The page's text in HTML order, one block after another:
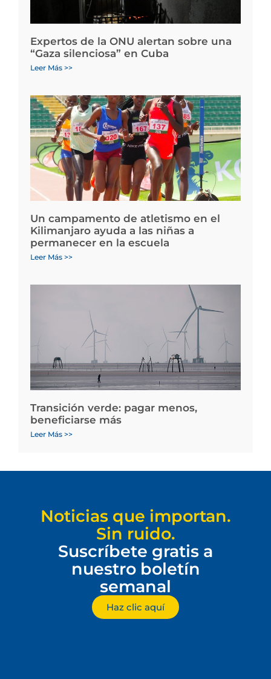
Expertos de la ONU alertan sobre una
“Gaza silenciosa” en Cuba
Leer Más >>
Un campamento de atletismo en el
Kilimanjaro ayuda a las niñas a
permanecer en la escuela
Leer Más >>
Transición verde: pagar menos,
beneficiarse más
Leer Más >>
Noticias que importan.
Sin ruido.
Suscríbete gratis a
nuestro boletín
semanal
Haz clic aquí